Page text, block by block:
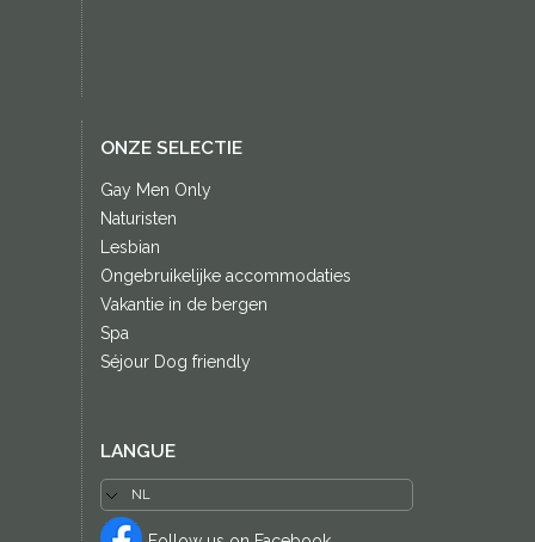
ONZE SELECTIE
Gay Men Only
Naturisten
Lesbian
Ongebruikelijke accommodaties
Vakantie in de bergen
Spa
Séjour Dog friendly
LANGUE